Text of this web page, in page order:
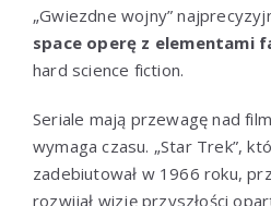
„Gwiezdne wojny”
space operę z elementami
hard science fiction.
Seriale mają przewagę nad
wymaga czasu. „Star Trek”,
zadebiutował w 1966 roku,
rozwijał wizję przyszłości